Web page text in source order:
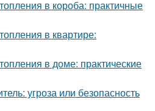
в короба: практичные
в квартире:
в доме: практические
угроза или безопасность